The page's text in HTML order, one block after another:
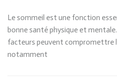
Le sommeil est une fonction
bonne santé physique et
facteurs peuvent compromettre
notamment